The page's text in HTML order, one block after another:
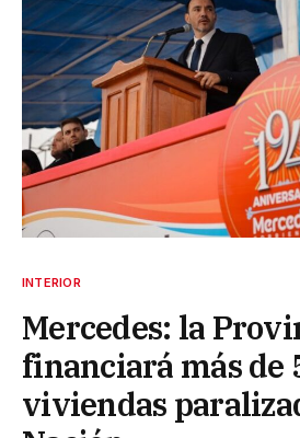
INTERIOR
Mercedes: la
financiará más de
viviendas